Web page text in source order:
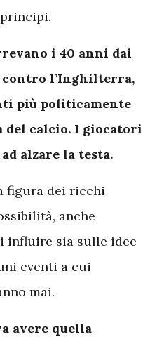
i 40 anni dai
contro l’Inghilterra,
più politicamente
calcio. I giocatori
alzare la testa.
figura dei ricchi
anche
influire sia sulle idee
eventi a cui
mai.
avere quella